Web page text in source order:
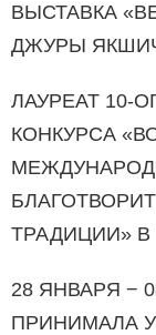
ВЫСТАВКА
ДЖУРЫ
ЛАУРЕАТ 10-
КОНКУРСА
ТРАДИЦИИ»
28 ЯНВАРЯ −
ПРИНИМАЛА